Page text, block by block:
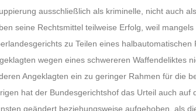
ausschließlich als kriminelle, nicht auch
seine Rechtsmittel teilweise Erfolg, weil
zu Teilen eines
wegen eines schwereren Waffendeliktes
Angeklagten ein zu geringer Rahmen für die
hat der Bundesgerichtshof das Urteil auch
geändert beziehungsweise aufgehoben, als